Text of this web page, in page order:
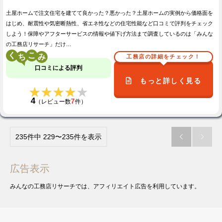
土屋ホームで注文住宅を建てて良かった？悪かった？土屋ホームの実例から価格面を
はじめ、耐震性や気密断熱性、省エネ性などの住宅性能など口コミで評判をチェック
しよう！保障やアフターサービスの情報や値下げ方法まで調査しているのは「みんな
の工務店リサーチ」だけ…
く こ
口コミによる評判
★★★★★
★★★★★
4（レビュー数7件）
工務店の詳細をチェック！
もっと詳しく見る
235件中 229〜235件を表示  
広告表示
みんなの工務店リサーチでは、アフィリエイト広告を利用しています。